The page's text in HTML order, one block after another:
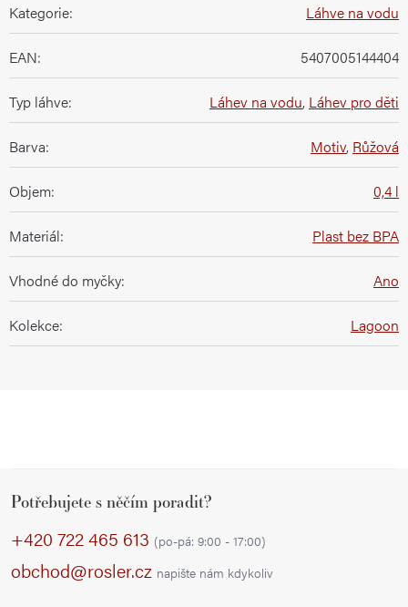
Kategorie: Láhve na vodu
EAN: 5407005144404
Typ láhve: Láhev na vodu, Láhev pro děti
Barva: Motiv, Růžová
Objem: 0,4 l
Materiál: Plast bez BPA
Vhodné do myčky: Ano
Kolekce: Lagoon
Potřebujete s něčím poradit?
+420 722 465 613 (po-pá: 9:00 - 17:00)
obchod@rosler.cz napište nám kdykoliv